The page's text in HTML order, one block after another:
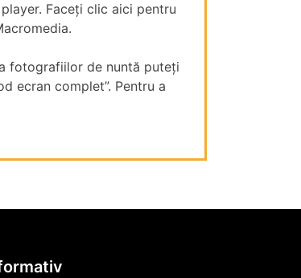
Faceți clic aici pentru
fotografiilor de nuntă puteți
ecran complet”. Pentru a